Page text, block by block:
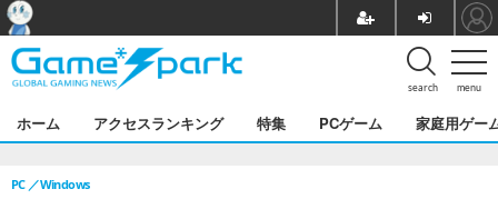
menu
search
ホーム アクセスランキング 特集 PCゲーム 家庭用ゲー
PC Windows